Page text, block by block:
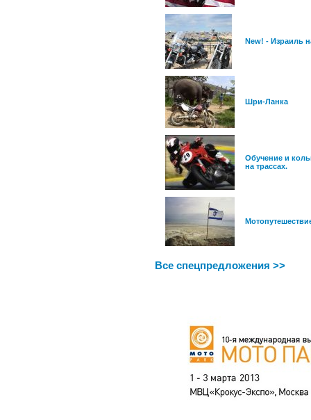
New! - Израиль
Шри-Ланка
Обучение и
на трассах.
Все спецпредложения >>